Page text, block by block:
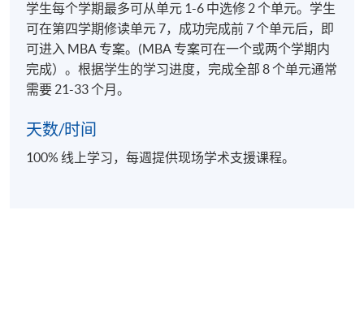
便可进入 MBA 专案。(MBA 专案可在一个或两个学期
内完成）。根据学生的学习进度，完成全部 8 个单元通
常需要 21-33 个月。
核心单元
学生每个学期最多可从单元 1-6 中选修 2 个单元。学生
可在第四学期修读单元 7，成功完成前 7 个单元后，即
可进入 MBA 专案。(MBA 专案可在一个或两个学期内
完成）。根据学生的学习进度，完成全部 8 个单元通常
需要 21-33 个月。
天数/时间
100% 线上学习，每週提供现场学术支援课程。